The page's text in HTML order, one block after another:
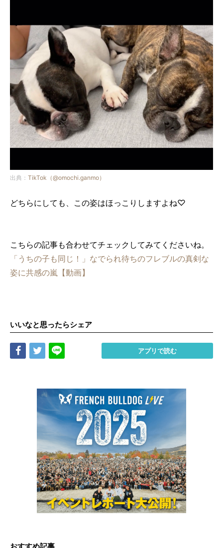
出典： TikTok（@omochi.ganmo）
どちらにしても、この姿はほっこりしますよね♡
こちらの記事も合わせてチェックしてみてくださいね。
「うちの子も同じ！」なでられ待ちのフレブルの真剣な
姿に共感の嵐【動画】
いいなと思ったらシェア
Share Tweet アプリで読む